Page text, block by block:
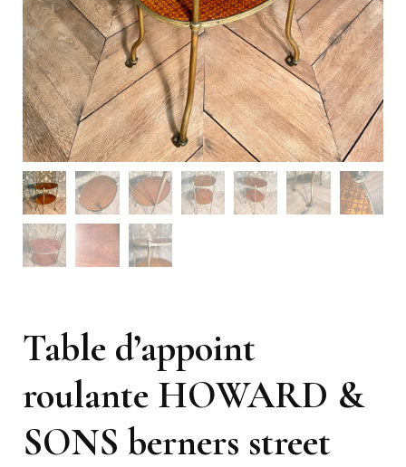
Table d’appoint
roulante HOWARD &
SONS berners street